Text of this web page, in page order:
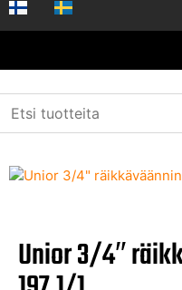
Etusivu Koneet ja työkalut
/ Unior 3/4″
Unior 3/4″